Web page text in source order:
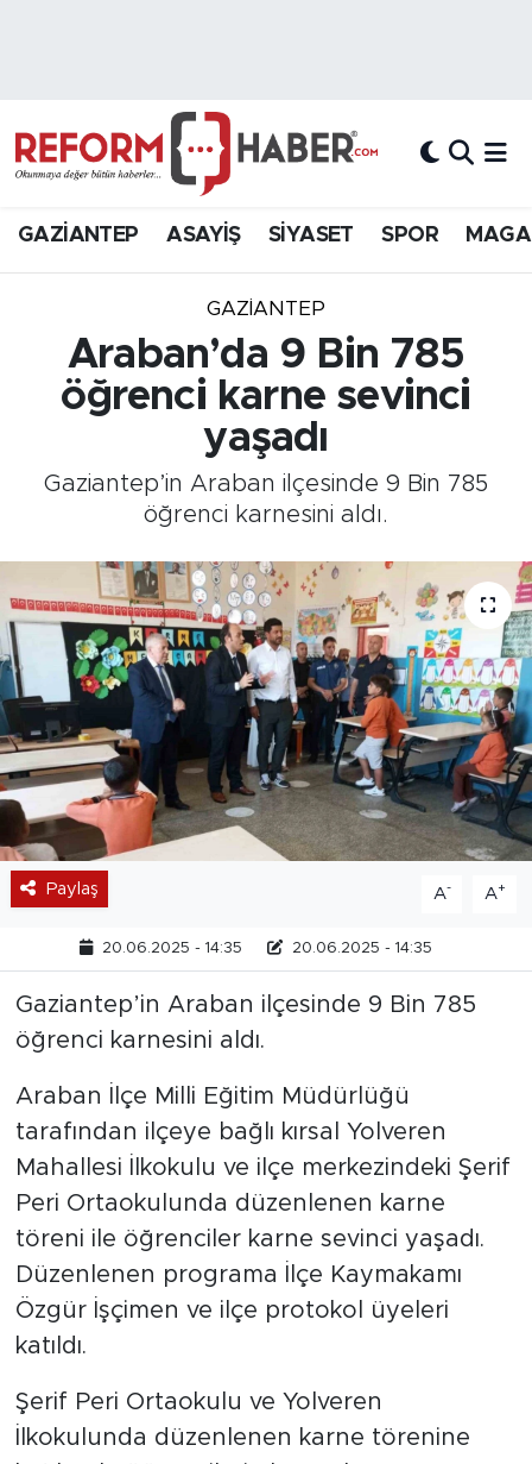
GAZİANTEP ASAYİŞ SİYASET SPOR
GAZIANTEP
Araban’da 9 Bin 785
öğrenci karne sevinci
yaşadı
Gaziantep’in Araban ilçesinde 9 Bin 785
öğrenci karnesini aldı.
Paylaş A- A+
20.06.2025 - 14:35 20.06.2025 - 14:35
Gaziantep’in Araban ilçesinde 9 Bin 785
öğrenci karnesini aldı.
Araban İlçe Milli Eğitim Müdürlüğü
tarafından ilçeye bağlı kırsal Yolveren
Mahallesi İlkokulu ve ilçe merkezindeki Şerif
Peri Ortaokulunda düzenlenen karne
töreni ile öğrenciler karne sevinci yaşadı.
Düzenlenen programa İlçe Kaymakamı
Özgür İşçimen ve ilçe protokol üyeleri
katıldı.
Şerif Peri Ortaokulu ve Yolveren
İlkokulunda düzenlenen karne törenine
Hava Durumu
Süper Lig Puan Durumu ve Fikstür
Son Dakika Haberleri